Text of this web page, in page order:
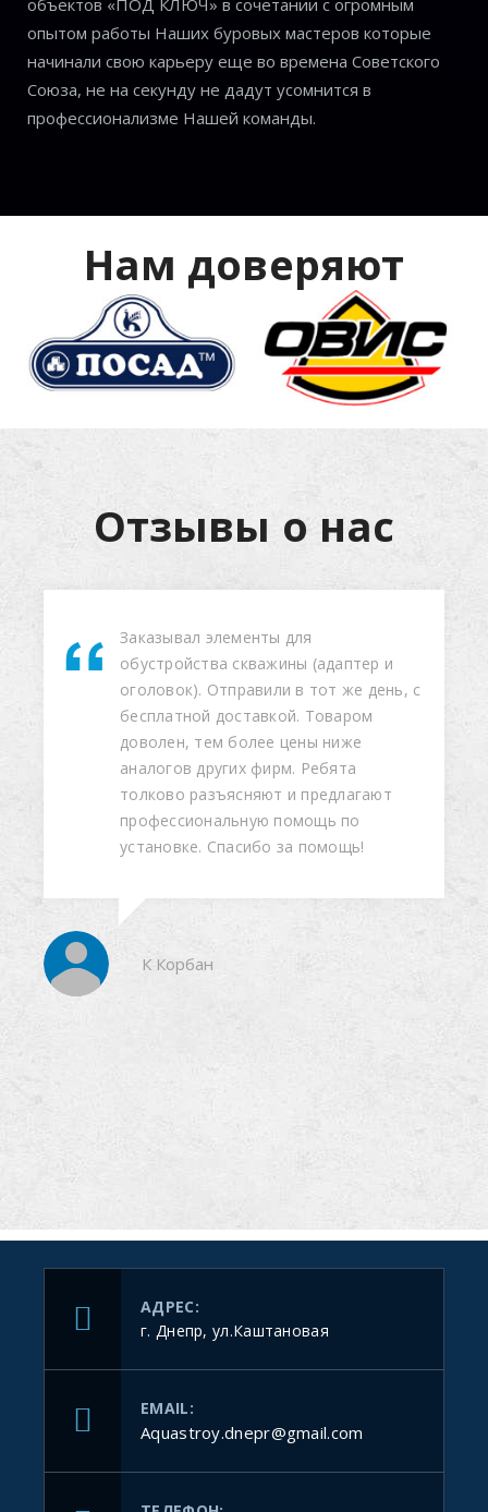
опытом работы Наших буровых мастеров которые
начинали свою карьеру еще во времена Советского
Союза, не на секунду не дадут усомнится в
профессионализме Нашей команды.
Нам доверяют
Отзывы о нас
Сотрудничаю с компанией Аквастрой
с2011 года, пробурили 7 скважин,
оперативно быстро под ключ.
Нареканий нет. Молодцы. Рекомендую.
Валера Валера
АДРЕС:
г. Днепр, ул.Каштановая
EMAIL:
Aquastroy.dnepr@gmail.com